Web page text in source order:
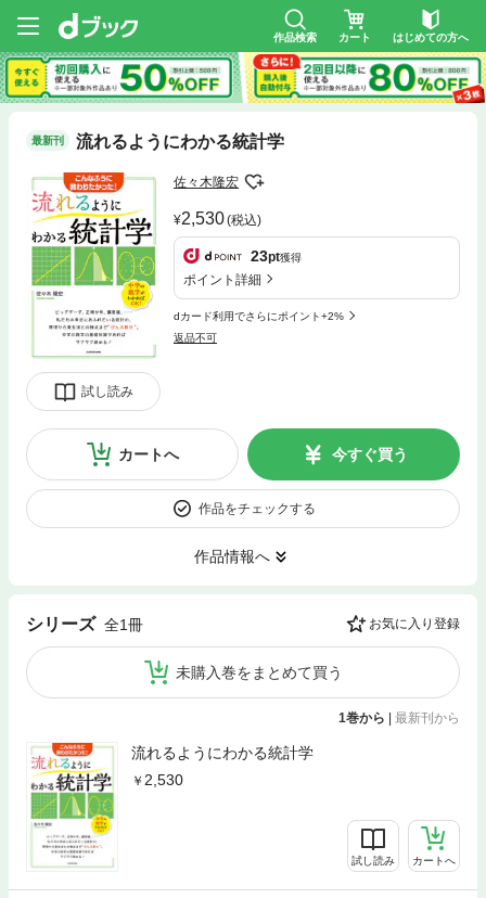
作品検索 カート はじめての方へ
最新刊 流れるようにわかる統計学
試し読み
佐々木隆宏
2,530(税込)
23pt獲得
ポイント詳細
dカード利用でさらにポイント+2%
返品不可
カートへ 今すぐ買う
作品をチェックする
作品情報へ
シリーズ 全1冊 お気に入り登録
未購入巻をまとめて買う
1巻から 最新刊から
流れるようにわかる統計学
2,530
試し読み カートへ